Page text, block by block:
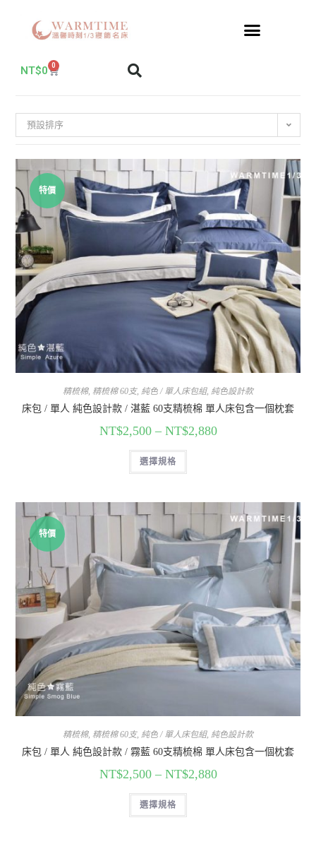
NT$0 0
預設排序
特價
精梳棉, 精梳棉 60支, 純色 / 單人床包組, 純色設計款
床包 / 單人 純色設計款 / 湛藍 60支精梳棉 單人床包含一個枕套
NT$2,500– NT$2,880
選擇規格
特價
精梳棉, 精梳棉 60支, 純色 / 單人床包組, 純色設計款
床包 / 單人 純色設計款 / 霧藍 60支精梳棉 單人床包含一個枕套
NT$2,500– NT$2,880
選擇規格